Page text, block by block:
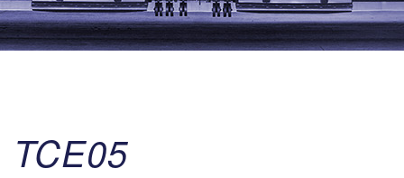
TCE05